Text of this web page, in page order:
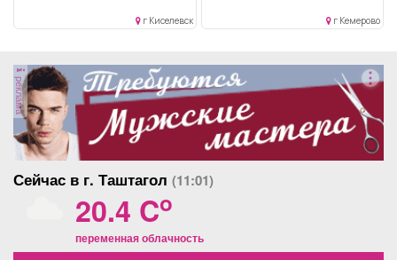
г Киселевск г Кемерово
реклама
Сейчас в г. Таштагол (11:01)
20.4 Co
переменная облачность